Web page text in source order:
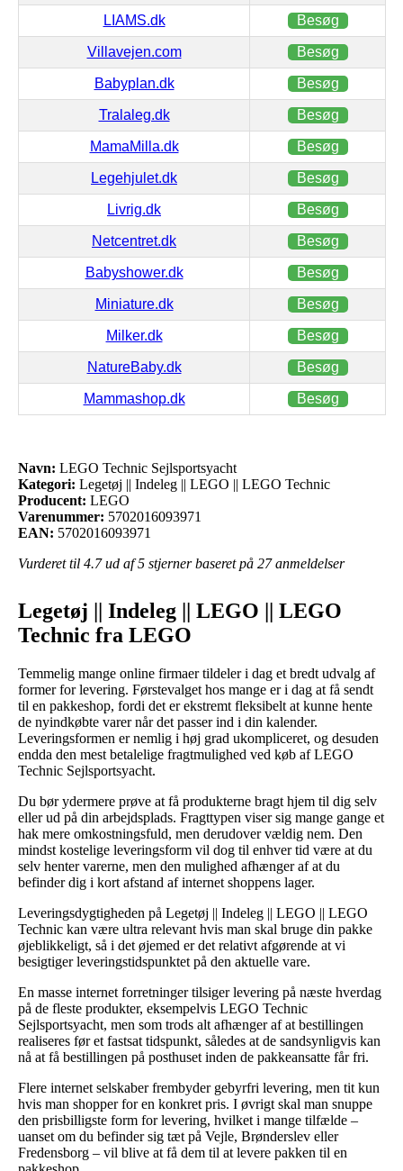
LIAMS.dk Besøg
Villavejen.com Besøg
Babyplan.dk Besøg
Tralaleg.dk Besøg
MamaMilla.dk Besøg
Legehjulet.dk Besøg
Livrig.dk Besøg
Netcentret.dk Besøg
Babyshower.dk Besøg
Miniature.dk Besøg
Milker.dk Besøg
NatureBaby.dk Besøg
Mammashop.dk Besøg
Navn: LEGO Technic Sejlsportsyacht
Kategori: Legetøj || Indeleg || LEGO || LEGO Technic
Producent: LEGO
Varenummer: 5702016093971
EAN: 5702016093971
Vurderet til 4.7ud af 5 stjerner baseret på 27anmeldelser
Legetøj || Indeleg || LEGO || LEGO
Technic fra LEGO
Temmelig mange online firmaer tildeler i dag et bredt udvalg af
former for levering. Førstevalget hos mange er i dag at få sendt
til en pakkeshop, fordi det er ekstremt fleksibelt at kunne hente
de nyindkøbte varer når det passer ind i din kalender.
Leveringsformen er nemlig i høj grad ukompliceret, og desuden
endda den mest betalelige fragtmulighed ved køb af LEGO
Technic Sejlsportsyacht.
Du bør ydermere prøve at få produkterne bragt hjem til dig selv
eller ud på din arbejdsplads. Fragttypen viser sig mange gange et
hak mere omkostningsfuld, men derudover vældig nem. Den
mindst kostelige leveringsform vil dog til enhver tid være at du
selv henter varerne, men den mulighed afhænger af at du
befinder dig i kort afstand af internet shoppens lager.
Leveringsdygtigheden på Legetøj || Indeleg || LEGO || LEGO
Technic kan være ultra relevant hvis man skal bruge din pakke
øjeblikkeligt, så i det øjemed er det relativt afgørende at vi
besigtiger leveringstidspunktet på den aktuelle vare.
En masse internet forretninger tilsiger levering på næste hverdag
på de fleste produkter, eksempelvis LEGO Technic
Sejlsportsyacht, men som trods alt afhænger af at bestillingen
realiseres før et fastsat tidspunkt, således at de sandsynligvis kan
nå at få bestillingen på posthuset inden de pakkeansatte får fri.
Flere internet selskaber frembyder gebyrfri levering, men tit kun
hvis man shopper for en konkret pris. I øvrigt skal man snuppe
den prisbilligste form for levering, hvilket i mange tilfælde –
uanset om du befinder sig tæt på Vejle, Brønderslev eller
Fredensborg – vil blive at få dem til at levere pakken til en